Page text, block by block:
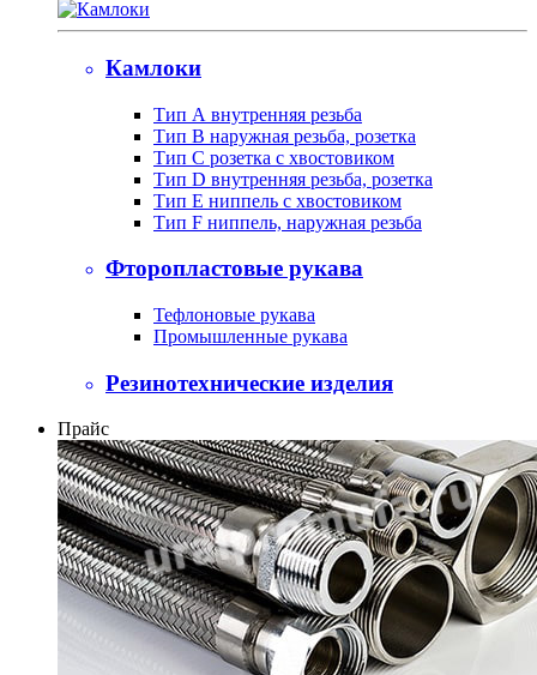
Камлоки
Тип А внутренняя резьба
Тип B наружная резьба, розетка
Тип С розетка с хвостовиком
Тип D внутренняя резьба, розетка
Тип Е ниппель с хвостовиком
Тип F ниппель, наружная резьба
Фторопластовые рукава
Тефлоновые рукава
Промышленные рукава
Резинотехнические изделия
Прайс